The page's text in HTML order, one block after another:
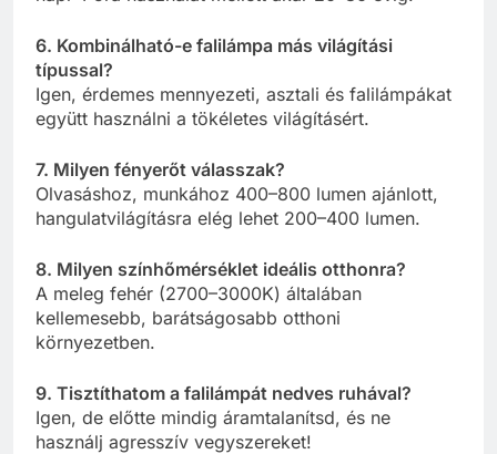
6. Kombinálható-e falilámpa más világítási
típussal?
Igen, érdemes mennyezeti, asztali és falilámpákat
együtt használni a tökéletes világításért.
7. Milyen fényerőt válasszak?
Olvasáshoz, munkához 400–800 lumen ajánlott,
hangulatvilágításra elég lehet 200–400 lumen.
8. Milyen színhőmérséklet ideális otthonra?
A meleg fehér (2700–3000K) általában
kellemesebb, barátságosabb otthoni
környezetben.
9. Tisztíthatom a falilámpát nedves ruhával?
Igen, de előtte mindig áramtalanítsd, és ne
használj agresszív vegyszereket!